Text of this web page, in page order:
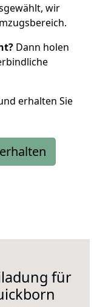
wir
Dann holen
erhalten Sie
für